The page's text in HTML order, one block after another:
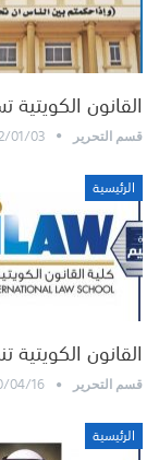
القانون
قسم التحرير 01/03
الرئيسية
القانون
قسم التحرير 04/16
الرئيسية